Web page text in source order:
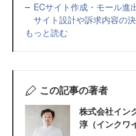
ECサイト作成・モール
サイト設計や訴求内容の
もっと読む
この記事の著者
株式会社イン
淳（インクワ